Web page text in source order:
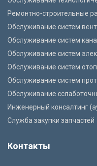
Ремонтно-строительные
Обслуживание систем
Обслуживание систем
Обслуживание систем
Обслуживание систем
Обслуживание систем
Обслуживание
Инженерный консалтинг
Служба закупки запчастей
Контакты